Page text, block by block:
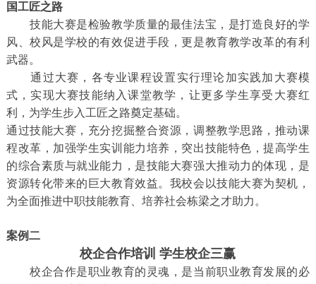
国工匠之路
技能大赛是检验教学质量的最佳法宝，是打造良好的学
风、校风是学校的有效促进手段，更是教育教学改革的有利
武器。
通过大赛，各专业课程设置实行理论加实践加大赛模
式，实现大赛技能纳入课堂教学，让更多学生享受大赛红
利，为学生步入工匠之路奠定基础。
通过技能大赛，充分挖掘整合资源，调整教学思路，推动课
程改革，加强学生实训能力培养，突出技能特色，提高学生
的综合素质与就业能力，是技能大赛强大推动力的体现，是
资源转化带来的巨大教育效益。我校会以技能大赛为契机，
为全面推进中职技能教育、培养社会栋梁之才助力。
案例二
校企合作培训 学生校企三赢
校企合作是职业教育的灵魂，是当前职业教育发展的必